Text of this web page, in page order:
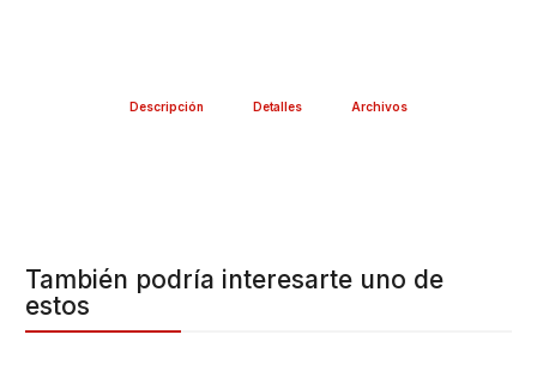
Descripción Detalles Archivos
También podría interesarte uno de
estos